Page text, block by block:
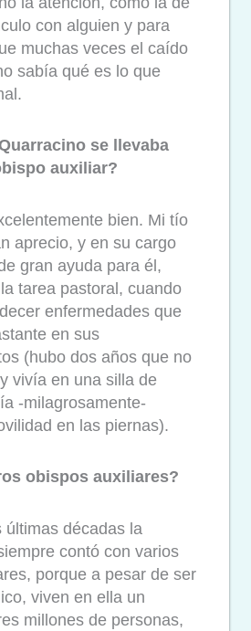
con alguien y para
muchas veces el caído
sabía qué es lo que
se llevaba
auxiliar?
bien. Mi tío
aprecio, y en su cargo
gran ayuda para él,
tarea pastoral, cuando
enfermedades que
en sus
(hubo dos años que no
vivía en una silla de
-milagrosamente-
en las piernas).
obispos auxiliares?
últimas décadas la
contó con varios
porque a pesar de ser
viven en ella un
millones de personas,